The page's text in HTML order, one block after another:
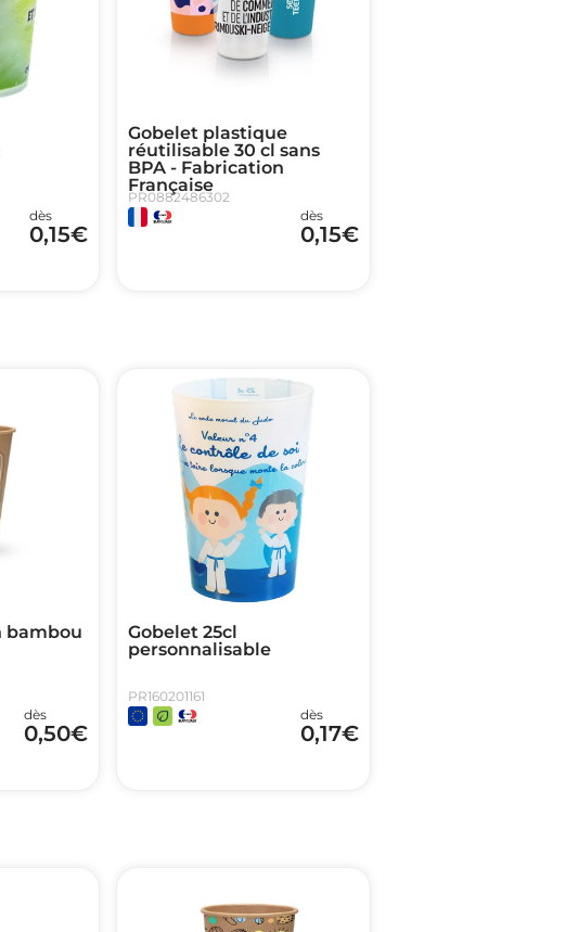
dès
0,15€
Gobelet plastique
réutilisable 30 cl sans
BPA - Fabrication
Française
PR0882486302
dès
0,15€
bambou
dès
0,50€
Gobelet 25cl
personnalisable
PR160201161
dès
0,17€